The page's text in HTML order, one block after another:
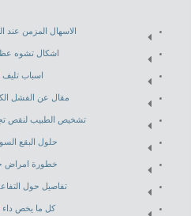
الاسهال المزمن
اشكال تشوه
اسباب تليف
مقال عن الفشل
تشخيص الطبيب لنقص
حلول البقع
خطورة امراض
تفاصيل حول
كل ما يخص داء